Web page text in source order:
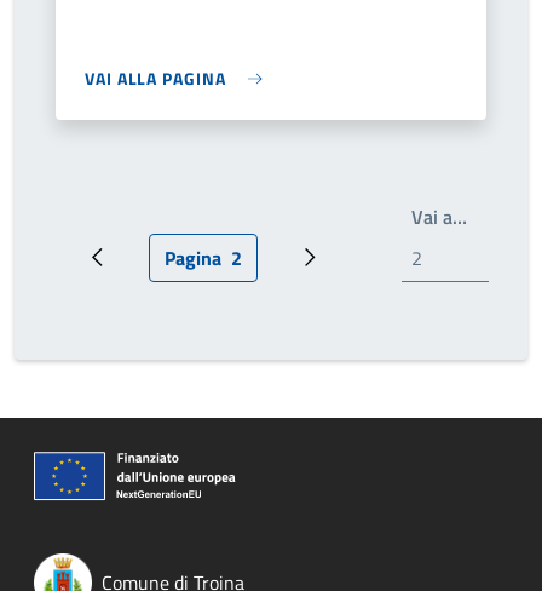
VAI ALLA PAGINA
Pagina precedentePagina attuale
Pagina 2 Prossima pagina
Vai a…
Comune di Troina